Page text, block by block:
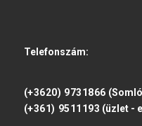
Telefonszám:
(+3620) 9731866
(+361) 9511193 (üzlet -